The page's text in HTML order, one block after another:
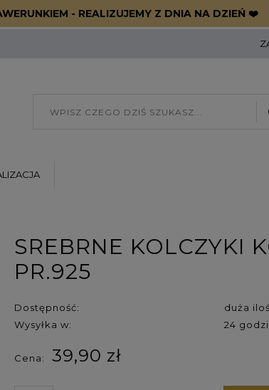
- REALIZUJEMY Z DNIA NA DZIEŃ ❤️
SREBRNE KOLCZYKI
PR.925
Dostępność:
duża
Wysyłka w:
24
Cena: 39,90 zł